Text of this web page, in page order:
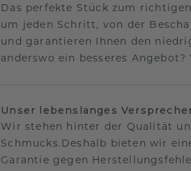
Das perfekte Stück zum
um jeden Schritt, von der
und garantieren Ihnen den
anderswo ein besseres
Unser lebenslanges
Wir stehen hinter der Qualität
Schmucks.Deshalb bieten wir
Garantie gegen